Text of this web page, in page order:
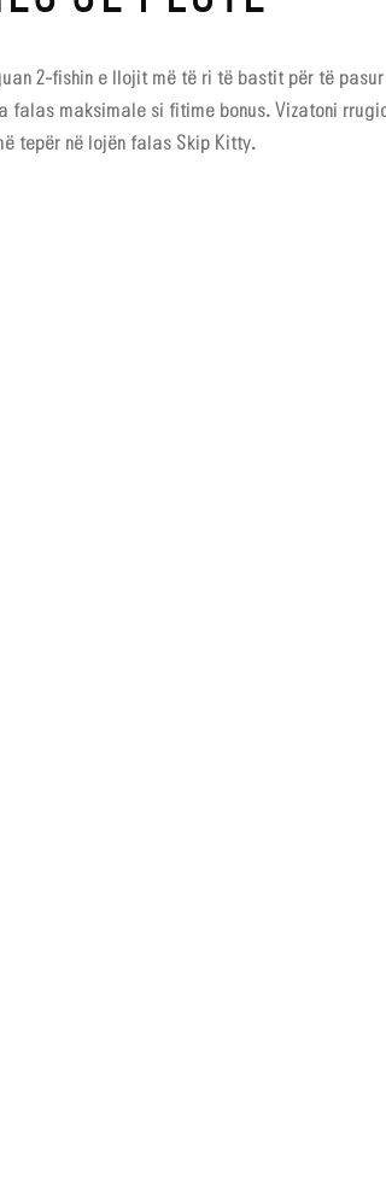
2-fishin e llojit më të ri të bastit për të
falas maksimale si fitime bonus. Vizatoni
tepër në lojën falas Skip Kitty.